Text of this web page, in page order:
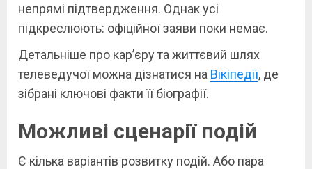
непрямі підтвердження. Однак усі
підкреслюють: офіційної заяви поки немає.
Детальніше про кар’єру та життєвий шлях
телеведучої можна дізнатися на Вікіпедії, де
зібрані ключові факти її біографії.
Можливі сценарії подій
Є кілька варіантів розвитку подій. Або пара